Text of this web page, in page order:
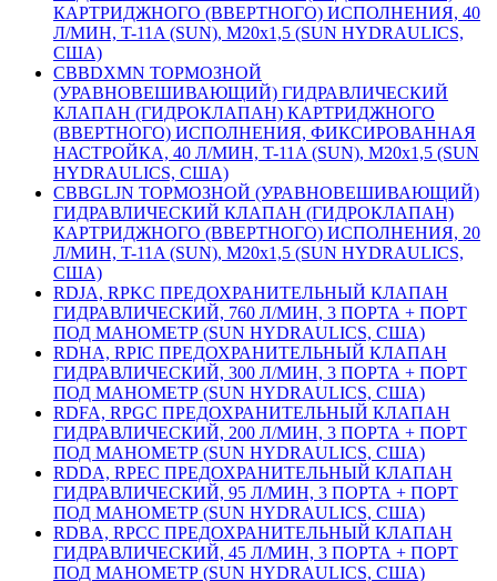
КАРТРИДЖНОГО (ВВЕРТНОГО) ИСПОЛНЕНИЯ, 40
Л/МИН, T-11A (SUN), М20х1,5 (SUN HYDRAULICS,
США)
CBBDXMN ТОРМОЗНОЙ
(УРАВНОВЕШИВАЮЩИЙ) ГИДРАВЛИЧЕСКИЙ
КЛАПАН (ГИДРОКЛАПАН) КАРТРИДЖНОГО
(ВВЕРТНОГО) ИСПОЛНЕНИЯ, ФИКСИРОВАННАЯ
НАСТРОЙКА, 40 Л/МИН, T-11A (SUN), М20х1,5 (SUN
HYDRAULICS, США)
CBBGLJN ТОРМОЗНОЙ (УРАВНОВЕШИВАЮЩИЙ)
ГИДРАВЛИЧЕСКИЙ КЛАПАН (ГИДРОКЛАПАН)
КАРТРИДЖНОГО (ВВЕРТНОГО) ИСПОЛНЕНИЯ, 20
Л/МИН, T-11A (SUN), М20х1,5 (SUN HYDRAULICS,
США)
RDJA, RPKC ПРЕДОХРАНИТЕЛЬНЫЙ КЛАПАН
ГИДРАВЛИЧЕСКИЙ, 760 Л/МИН, 3 ПОРТА + ПОРТ
ПОД МАНОМЕТР (SUN HYDRAULICS, США)
RDHA, RPIC ПРЕДОХРАНИТЕЛЬНЫЙ КЛАПАН
ГИДРАВЛИЧЕСКИЙ, 300 Л/МИН, 3 ПОРТА + ПОРТ
ПОД МАНОМЕТР (SUN HYDRAULICS, США)
RDFA, RPGC ПРЕДОХРАНИТЕЛЬНЫЙ КЛАПАН
ГИДРАВЛИЧЕСКИЙ, 200 Л/МИН, 3 ПОРТА + ПОРТ
ПОД МАНОМЕТР (SUN HYDRAULICS, США)
RDDA, RPEC ПРЕДОХРАНИТЕЛЬНЫЙ КЛАПАН
ГИДРАВЛИЧЕСКИЙ, 95 Л/МИН, 3 ПОРТА + ПОРТ
ПОД МАНОМЕТР (SUN HYDRAULICS, США)
RDBA, RPCC ПРЕДОХРАНИТЕЛЬНЫЙ КЛАПАН
ГИДРАВЛИЧЕСКИЙ, 45 Л/МИН, 3 ПОРТА + ПОРТ
ПОД МАНОМЕТР (SUN HYDRAULICS, США)